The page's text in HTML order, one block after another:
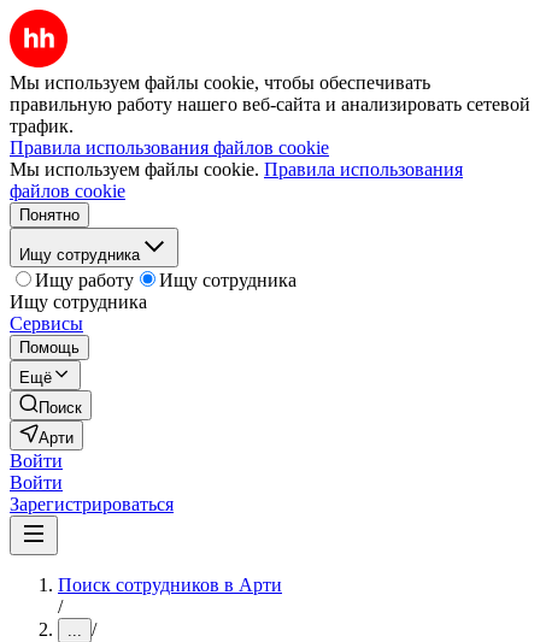
Мы используем файлы cookie, чтобы обеспечивать
правильную работу нашего веб-сайта и анализировать сетевой
трафик.
Правила использования файлов cookie
Мы используем файлы cookie. Правила использования
файлов cookie
Понятно
Ищу сотрудника
Ищу работу
Ищу сотрудника
Ищу сотрудника
Сервисы
Помощь
Ещё
Поиск
Арти
Войти
Войти
Зарегистрироваться
Поиск сотрудников в Арти
/
... /